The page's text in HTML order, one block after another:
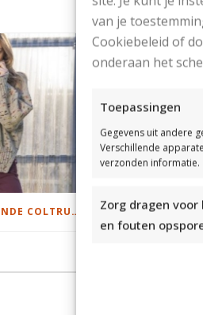
van je
Cookiebeleid of
onderaan het
Toepassingen
Gegevens uit andere
Verschillende
verzonden informatie.
Zorg dragen
en fouten
MOOIE RUIMVALLENDE COLTRUI BREIEN